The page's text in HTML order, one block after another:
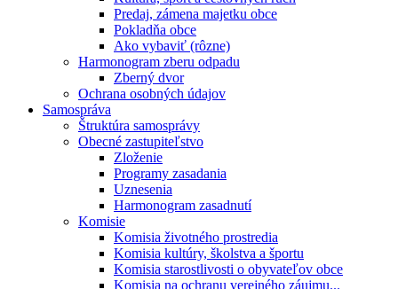
Predaj, zámena majetku obce
Pokladňa obce
Ako vybaviť (rôzne)
Harmonogram zberu odpadu
Zberný dvor
Ochrana osobných údajov
Samospráva
Štruktúra samosprávy
Obecné zastupiteľstvo
Zloženie
Programy zasadania
Uznesenia
Harmonogram zasadnutí
Komisie
Komisia životného prostredia
Komisia kultúry, školstva a športu
Komisia starostlivosti o obyvateľov obce
Komisia na ochranu verejného záujmu...